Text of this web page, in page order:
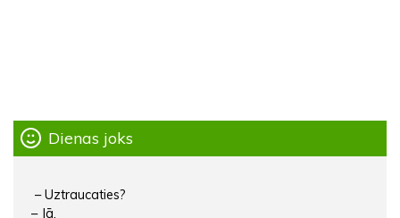
Dienas joks
– Uztraucaties?
– Jā.